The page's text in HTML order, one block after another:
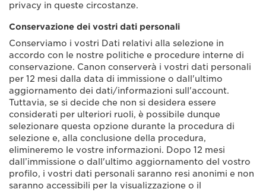
privacy in queste circostanze.
Conservazione dei vostri dati personali
Conserviamo i vostri Dati relativi alla selezione in
accordo con le nostre politiche e procedure interne di
conservazione. Canon conserverà i vostri dati personali
per 12 mesi dalla data di immissione o dall'ultimo
aggiornamento dei dati/informazioni sull'account.
Tuttavia, se si decide che non si desidera essere
considerati per ulteriori ruoli, è possibile dunque
selezionare questa opzione durante la procedura di
selezione e, alla conclusione della procedura,
elimineremo le vostre informazioni. Dopo 12 mesi
dall’immissione o dall'ultimo aggiornamento del vostro
profilo, i vostri dati personali saranno resi anonimi e non
saranno accessibili per la visualizzazione o il